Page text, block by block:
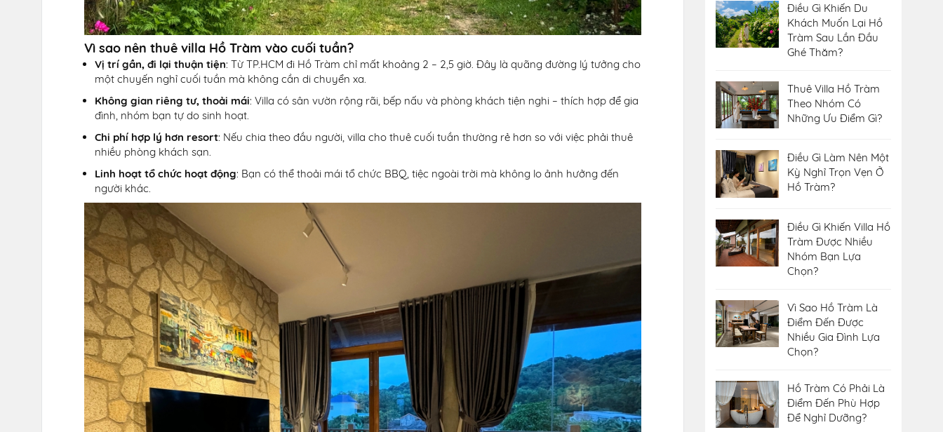
Vì sao nên thuê villa Hồ Tràm vào cuối tuần?
Vị trí gần, đi lại thuận tiện: Từ TP.HCM đi Hồ Tràm chỉ mất khoảng 2 – 2,5 giờ. Đây là quãng đường lý tưởng cho
một chuyến nghỉ cuối tuần mà không cần di chuyển xa.
Không gian riêng tư, thoải mái: Villa có sân vườn rộng rãi, bếp nấu và phòng khách tiện nghi – thích hợp để gia
đình, nhóm bạn tự do sinh hoạt.
Chi phí hợp lý hơn resort: Nếu chia theo đầu người, villa cho thuê cuối tuần thường rẻ hơn so với việc phải thuê
nhiều phòng khách sạn.
Linh hoạt tổ chức hoạt động: Bạn có thể thoải mái tổ chức BBQ, tiệc ngoài trời mà không lo ảnh hưởng đến
người khác.
Điều Gì Khiến Du
Khách Muốn Lại Hồ
Tràm Sau Lần Đầu
Ghé Thăm?
Thuê Villa Hồ Tràm
Theo Nhóm Có
Những Ưu Điểm Gì?
Điều Gì Làm Nên Một
Kỳ Nghỉ Trọn Vẹn Ở
Hồ Tràm?
Điều Gì Khiến Villa Hồ
Tràm Được Nhiều
Nhóm Bạn Lựa
Chọn?
Vì Sao Hồ Tràm Là
Điểm Đến Được
Nhiều Gia Đình Lựa
Chọn?
Hồ Tràm Có Phải Là
Điểm Đến Phù Hợp
Để Nghỉ Dưỡng?